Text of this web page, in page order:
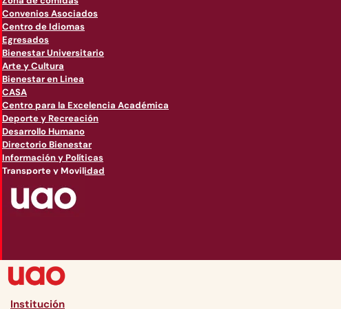
Convenios Asociados
Centro de Idiomas
Egresados
Bienestar Universitario
Arte y Cultura
Bienestar en Linea
CASA
Centro para la Excelencia Académica
Deporte y Recreación
Desarrollo Humano
Directorio Bienestar
Información y Políticas
Transporte y Movilidad
Institución